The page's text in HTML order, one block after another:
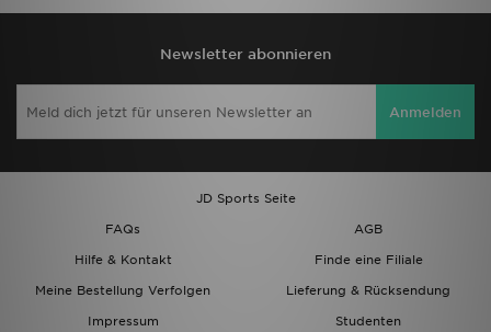
Newsletter abonnieren
Anmelden
JD Sports Seite
FAQs
AGB
Hilfe & Kontakt
Finde eine Filiale
Meine Bestellung Verfolgen
Lieferung & Rücksendung
Impressum
Studenten